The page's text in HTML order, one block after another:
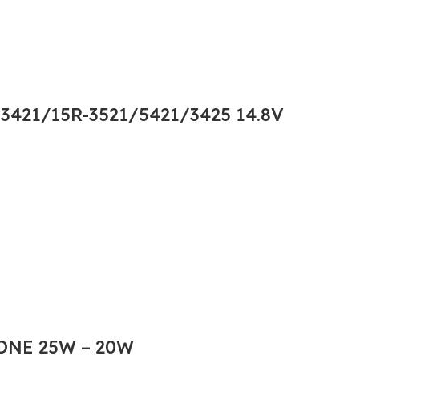
15R-3521/5421/3425 14.8V
25W – 20W